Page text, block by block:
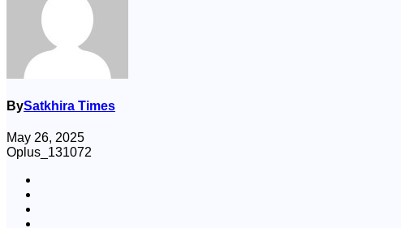
BySatkhira Times
May 26, 2025
Oplus_131072